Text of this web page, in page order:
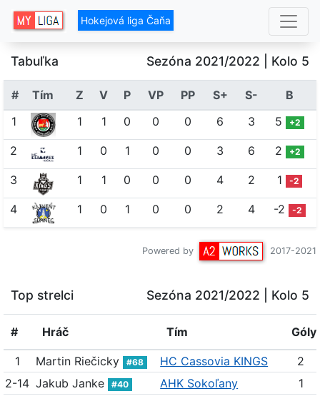
Hokejová liga Čaňa
Tabuľka Sezóna 2021/2022 | Kolo 5
# Tím Z V P VP PP S+ S-
B
1
1 1 0 0 0 6 3 5 +2
2 1 0 1 0 0 3 6 2 +2
3 1 1 0 0 0 4 2 1 -2
4 1 0 1 0 0 2 4 -2 -2
Powered by 2017-2021
Top strelci Sezóna 2021/2022 | Kolo 5
# Hráč Tím Góly
1 Martin Riečicky #68 HC Cassovia KINGS
2
2-14 Jakub Janke #40 AHK Sokoľany
1